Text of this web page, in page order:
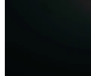
сентябрьскому
настоящее время